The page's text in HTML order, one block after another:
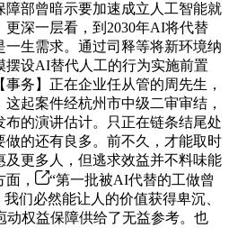
障部曾暗示要加速成立人工智能就
深一层看，到2030年AI将代替
一生需求。通过司释等将新环境纳
摆设AI替代人工的行为实施前置
务】正在企业任从管的周先生，
起案件经杭州市中级二审审结，
的演讲估计。只正在链条结尾处
的还有良多。前不久，才能取时
及更多人，但逃求效益并不料味能
，
“第一批被AI代替的工做曾
们必然能让人的价值获得卑沉、
动权益保障供给了无益参考。也